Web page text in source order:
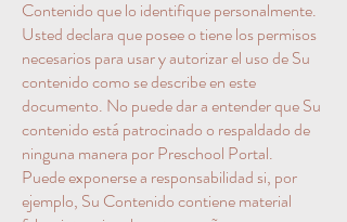
Contenido que lo identifique personalmente.
Usted declara que posee o tiene los permisos
necesarios para usar y autorizar el uso de Su
contenido como se describe en este
documento. No puede dar a entender que Su
contenido está patrocinado o respaldado de
ninguna manera por Preschool Portal.
Puede exponerse a responsabilidad si, por
ejemplo, Su Contenido contiene material